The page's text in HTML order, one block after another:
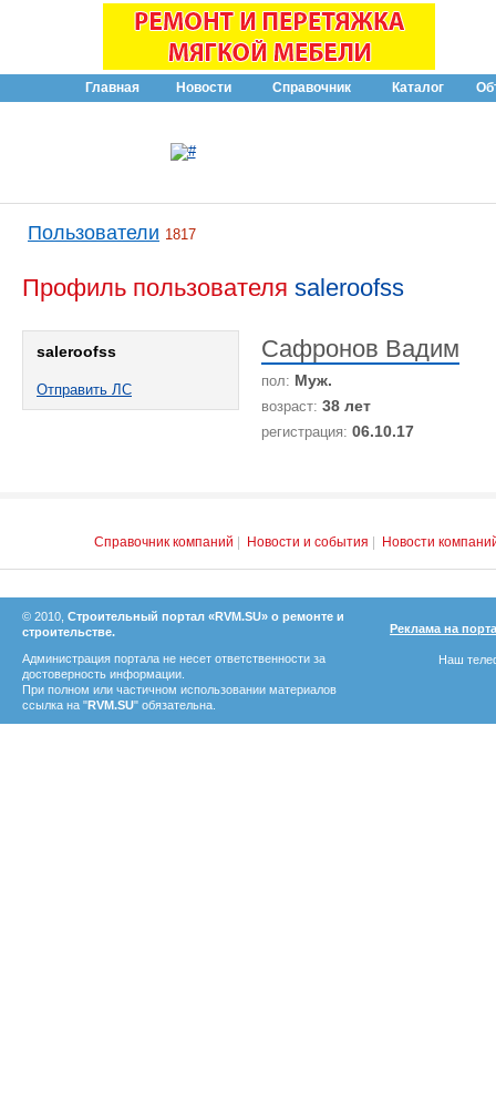
Главная Новости Справочник Каталог
Пользователи 1817
Профиль пользователя saleroofss
saleroofss
Отправить ЛС
Сафронов Вадим
пол: Муж.
возраст: 38 лет
регистрация: 06.10.17
Справочник компаний Новости и события Новости
© 2010, Строительный портал «RVM.SU» о ремонте и
строительстве.
Администрация портала не несет ответственности за
достоверность информации.
При полном или частичном использовании материалов
ссылка на "RVM.SU" обязательна.
Реклама на
Наш